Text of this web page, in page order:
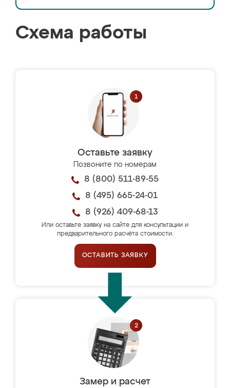
Схема работы
Оставьте заявку
Позвоните по номерам
8 (800) 511-89-55
8 (495) 665-24-01
8 (926) 409-68-13
Или оставьте заявку на сайте для консультации и
предварительного расчёта стоимости.
ОСТАВИТЬ ЗАЯВКУ
Замер и расчет